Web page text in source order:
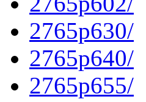
2765p630/
2765p640/
2765p655/